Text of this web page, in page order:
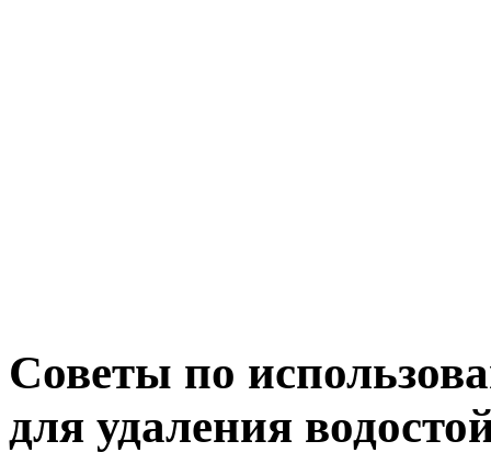
Советы по
для удаления